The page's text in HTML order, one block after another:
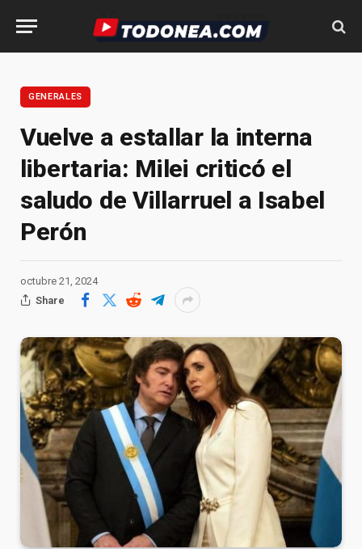
GENERALES
Vuelve a estallar la interna
libertaria: Milei criticó el
saludo de Villarruel a Isabel
Perón
octubre 21, 2024
Share